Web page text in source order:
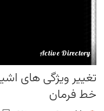
Active Directory
تغییر ویژگی های
خط فرمان